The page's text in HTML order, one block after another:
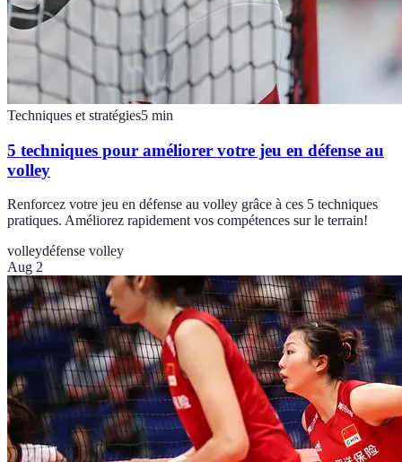
Techniques et stratégies5 min
5 techniques pour améliorer votre jeu en défense au
volley
Renforcez votre jeu en défense au volley grâce à ces 5 techniques
pratiques. Améliorez rapidement vos compétences sur le terrain!
volleydéfense volley
Aug 2